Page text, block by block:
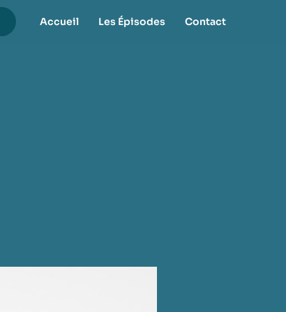
Accueil Les Épisodes Contact